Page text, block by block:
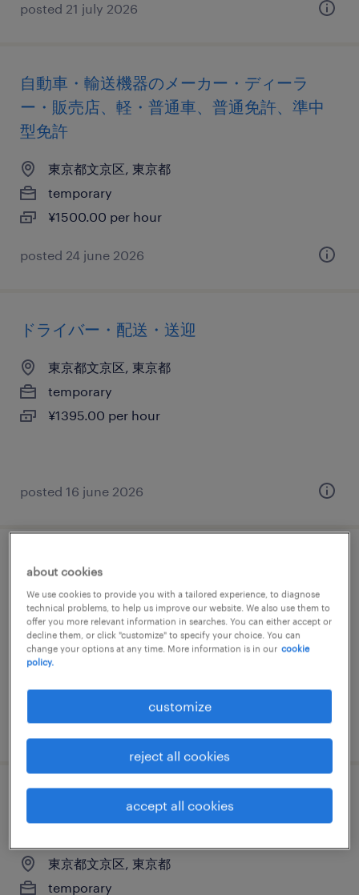
posted 21 july 2026
自動車・輸送機器のメーカー・ディーラ
ー・販売店、軽・普通車、普通免許、準中
型免許
東京都文京区, 東京都
temporary
¥1500.00 per hour
posted 24 june 2026
ドライバー・配送・送迎
東京都文京区, 東京都
temporary
¥1395.00 per hour
posted 16 june 2026
商社・卸の検品、検査、仕分け・ピッキン
グ・梱包、その他（倉庫・軽作業）
東京都文京区, 東京都
temporary
posted 7 november 2025
商社・卸の検品、検査、仕分け・ピッキン
グ・梱包、その他（倉庫・軽作業）
東京都文京区, 東京都
temporary
about cookies
We use cookies to provide you with a tailored experience, to diagnose
technical problems, to help us improve our website. We also use them to
offer you more relevant information in searches. You can either accept or
decline them, or click "customize" to specify your choice. You can
change your options at any time. More information is in our cookie
policy.
customize
reject all cookies
accept all cookies